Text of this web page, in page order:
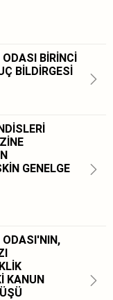
BİRİNCİ
BİLDİRGESİ
GENELGE
ODASI'NIN,
KANUN